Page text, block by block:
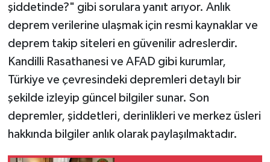
şiddetinde?" gibi sorulara yanıt arıyor. Anlık
deprem verilerine ulaşmak için resmi kaynaklar ve
deprem takip siteleri en güvenilir adreslerdir.
Kandilli Rasathanesi ve AFAD gibi kurumlar,
Türkiye ve çevresindeki depremleri detaylı bir
şekilde izleyip güncel bilgiler sunar. Son
depremler, şiddetleri, derinlikleri ve merkez üsleri
hakkında bilgiler anlık olarak paylaşılmaktadır.